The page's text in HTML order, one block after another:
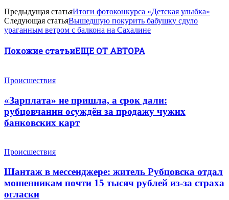
Предыдущая статьяИтоги фотоконкурса «Детская улыбка»
Следующая статьяВышедшую покурить бабушку сдуло
ураганным ветром с балкона на Сахалине
Похожие статьиЕЩЕ ОТ АВТОРА
Происшествия
«Зарплата» не пришла, а срок дали:
рубцовчанин осуждён за продажу чужих
банковских карт
Происшествия
Шантаж в мессенджере: житель Рубцовска отдал
мошенникам почти 15 тысяч рублей из-за страха
огласки